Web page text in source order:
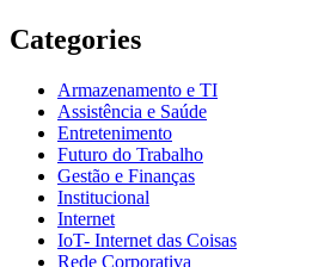
Categories
Armazenamento e TI
Assistência e Saúde
Entretenimento
Futuro do Trabalho
Gestão e Finanças
Institucional
Internet
IoT- Internet das Coisas
Rede Corporativa